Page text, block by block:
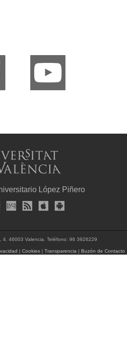
López Piñero
4. 46003 Valencia. Teléfono: 96 3926229
|Cookies |Transparencia |Buzón de Contacto